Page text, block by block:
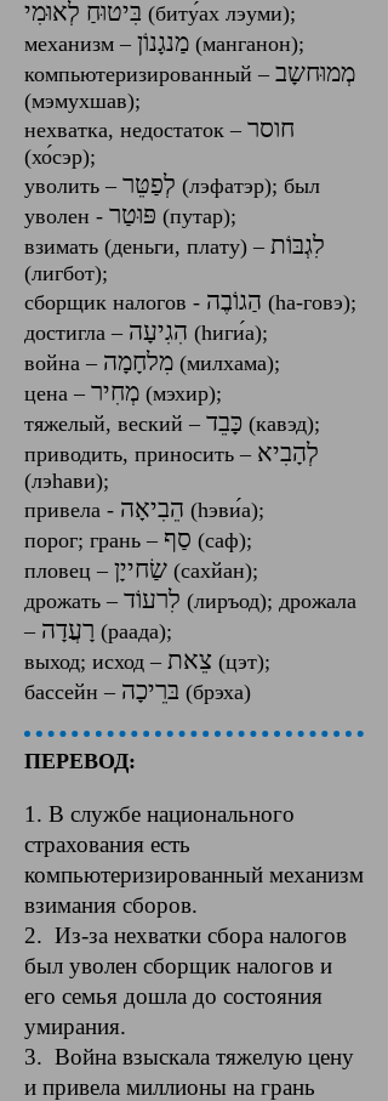
(биту́ах ‎лэуми);
механизм – ‎ מַנגָנוֹן ‎ (манганон);
компьютеризированный – ‎ מְמוּחשָב
(мэмухшав);‎
нехватка, недостаток – ‎ חוסר
(хо́сэр);
уволить – ‎לְפַטֵּר ‎ (лэфатэр); был
уволен - ‎ פּוּטַר ‎ (путар);
взимать (деньги, плату) – ‎ לִגְבּוֹת
(лигбот);
сборщик налогов - ‎ הַגוֹבֶה ‎ (hа-говэ);
достигла – ‎הִגִיעָה ‎ (hиги́а);‎
война – ‎מִלחָמָה ‎ (милхама);
цена – ‎
(мэхир);
тяжелый, веский – ‎ כָּבֵד ‎ (кавэд);
приводить, приносить – ‎לְהָבִיא
(лэhави);
привела - ‎ הֵבִיאָה ‎ (hэви́а);
порог; грань – ‎ סַף ‎ (саф);‎
пловец – ‎ שַׂחייָן ‎ (сахйан);
дрожать – ‎לִרעוֹד ‎ (лиръод); дрожала
– ‎
(раада);
выход; исход – ‎ צֵאת ‎ (цэт);
бассейн – ‎
(брэха)‎
ПЕРЕВОД:
1. В службе национального
страхования есть
компьютеризированный механизм
взимания сборов.
2. Из-за нехватки сбора налогов
был уволен сборщик налогов и
его семья дошла до состояния
умирания.
3. Война взыскала тяжелую цену
и привела миллионы на грань